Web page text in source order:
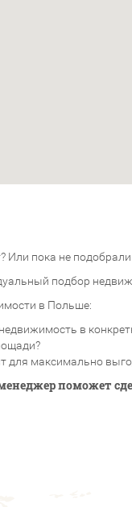
Или пока не
подбор
в Польше:
в
для максимально
поможет